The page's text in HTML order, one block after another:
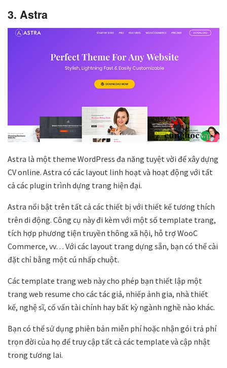
3. Astra
Astra là một theme WordPress đa năng tuyệt vời để xây dựng
CV online. Astra có các layout linh hoạt và hoạt động với tất
cả các plugin trình dựng trang hiện đại.
Astra nổi bật trên tất cả các thiết bị với thiết kế tương thích
trên di động. Công cụ này đi kèm với một số template trang,
tích hợp phương tiện truyền thông xã hội, hỗ trợ WooC
Commerce, vv… Với các layout trang dựng sẵn, bạn có thể cài
đặt chỉ bằng một cú nhấp chuột.
Các template trang web này cho phép bạn thiết lập một
trang web resume cho các tác giả, nhiếp ảnh gia, nhà thiết
kế, nghệ sĩ, cố vấn tài chính hay bất kỳ ngành nghề nào khác.
Bạn có thể sử dụng phiên bản miễn phí hoặc nhận gói trả phí
trọn đời của họ để truy cập tất cả các template và cập nhật
trong tương lai.